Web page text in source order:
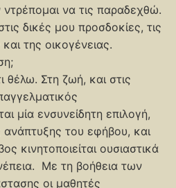
ντρέπομαι να τις παραδεχθώ.
δικές μου προσδοκίες, τις
της οικογένειας.
θέλω. Στη ζωή, και στις
μία ενσυνείδητη επιλογή,
του εφήβου, και
κινητοποιείται ουσιαστικά
Με τη βοήθεια των
οι μαθητές